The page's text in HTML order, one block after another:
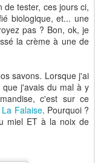
de tester, ces jours ci,
biologique, et... une
pas ? Bon, ok, je
la crème à une de
savons. Lorsque j'ai
j'avais du mal à y
c'est sur ce
La Falaise. Pourquoi ?
miel ET à la noix de